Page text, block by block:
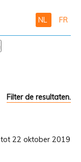
NL FR
Filter de resultaten.
22 oktober 2019